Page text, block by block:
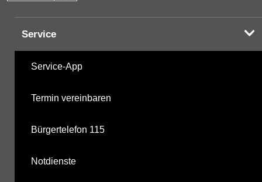
Service
Service-App
Termin vereinbaren
Bürgertelefon 115
Notdienste